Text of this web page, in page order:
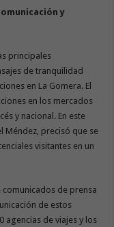
y
principales
de tranquilidad
en La Gomera. El
en los mercados
y nacional. En este
Méndez, precisó que se
visitantes en un
de prensa
de estos
agencias de viajes y los